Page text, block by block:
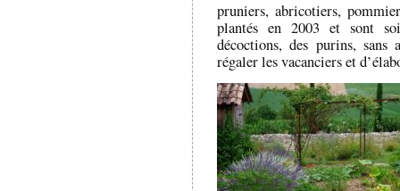
pruniers, abricotiers,
plantés en 2003 et sont
décoctions, des purins,
régaler les vacanciers et